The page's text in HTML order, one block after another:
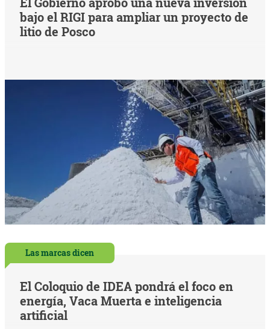
bajo el RIGI para ampliar un proyecto de
litio de Posco
Las marcas dicen
El Coloquio de IDEA pondrá el foco en
energía, Vaca Muerta e inteligencia
artificial